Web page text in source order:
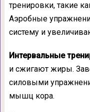
тренировки, такие
Аэробные
систему и
Интервальные
и сжигают жиры.
силовыми
мышц кора.